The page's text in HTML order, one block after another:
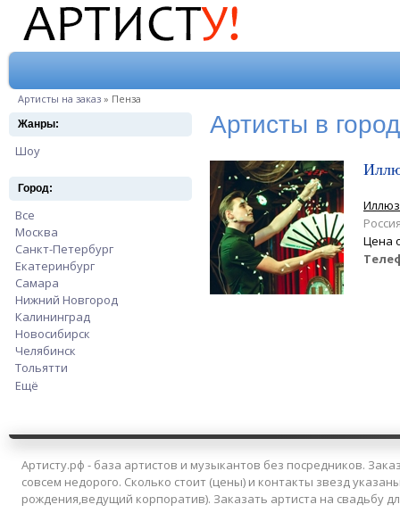
Вы здесь
Артисты на заказ » Пенза
Жанры:
Шоу
Город:
Все
Москва
Санкт-Петербург Apply Санкт-Петербург filter
Екатеринбург Apply Екатеринбург filter
Самара
Нижний Новгород Apply Нижний Новгород filter
Калининград
Новосибирск
Челябинск
Тольятти
Ещё
Артисты в
Цена
Артисту.рф - база артистов и музыкантов без посредников.
совсем недорого. Сколько стоит (цены) и контакты звезд
рождения,ведущий корпоратив). Заказать артиста на свадьбу